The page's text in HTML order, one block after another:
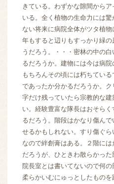
きている。わずかな隙間から
いる。全く植物の生命力には驚
ない将来に病院全体がツタ植
年もすると辺りもすっかり緑
うだろう。・・・密林の中の
るだろうか。建物には今は病院
もちろんその頃には朽ちてい
であったか分かるだろうか。
字だけ残っていたら宗教的な
い。経験豊富な隊長はおそら
るだろう。階段はかなり傷ん
せるかもしれない。すり傷ぐ
なので絆創膏はある。２階に
だろうが、ひときわ散らかった
院長室とは書いてないので何の
柔らかいむにゅっとしたものを